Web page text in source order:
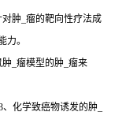
肿_瘤的靶向性疗法成
力。
_瘤模型的肿_瘤来
化学致癌物诱发的肿_